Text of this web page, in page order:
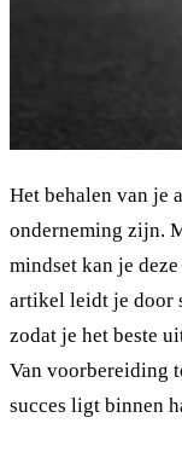
Het behalen van je
onderneming zijn.
mindset kan je
artikel leidt je door
zodat je het beste
Van voorbereiding
succes ligt binnen